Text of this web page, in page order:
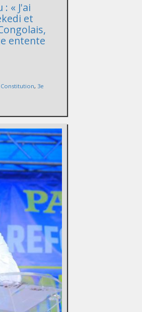
« J'ai
et
entente
Constitution, 3e